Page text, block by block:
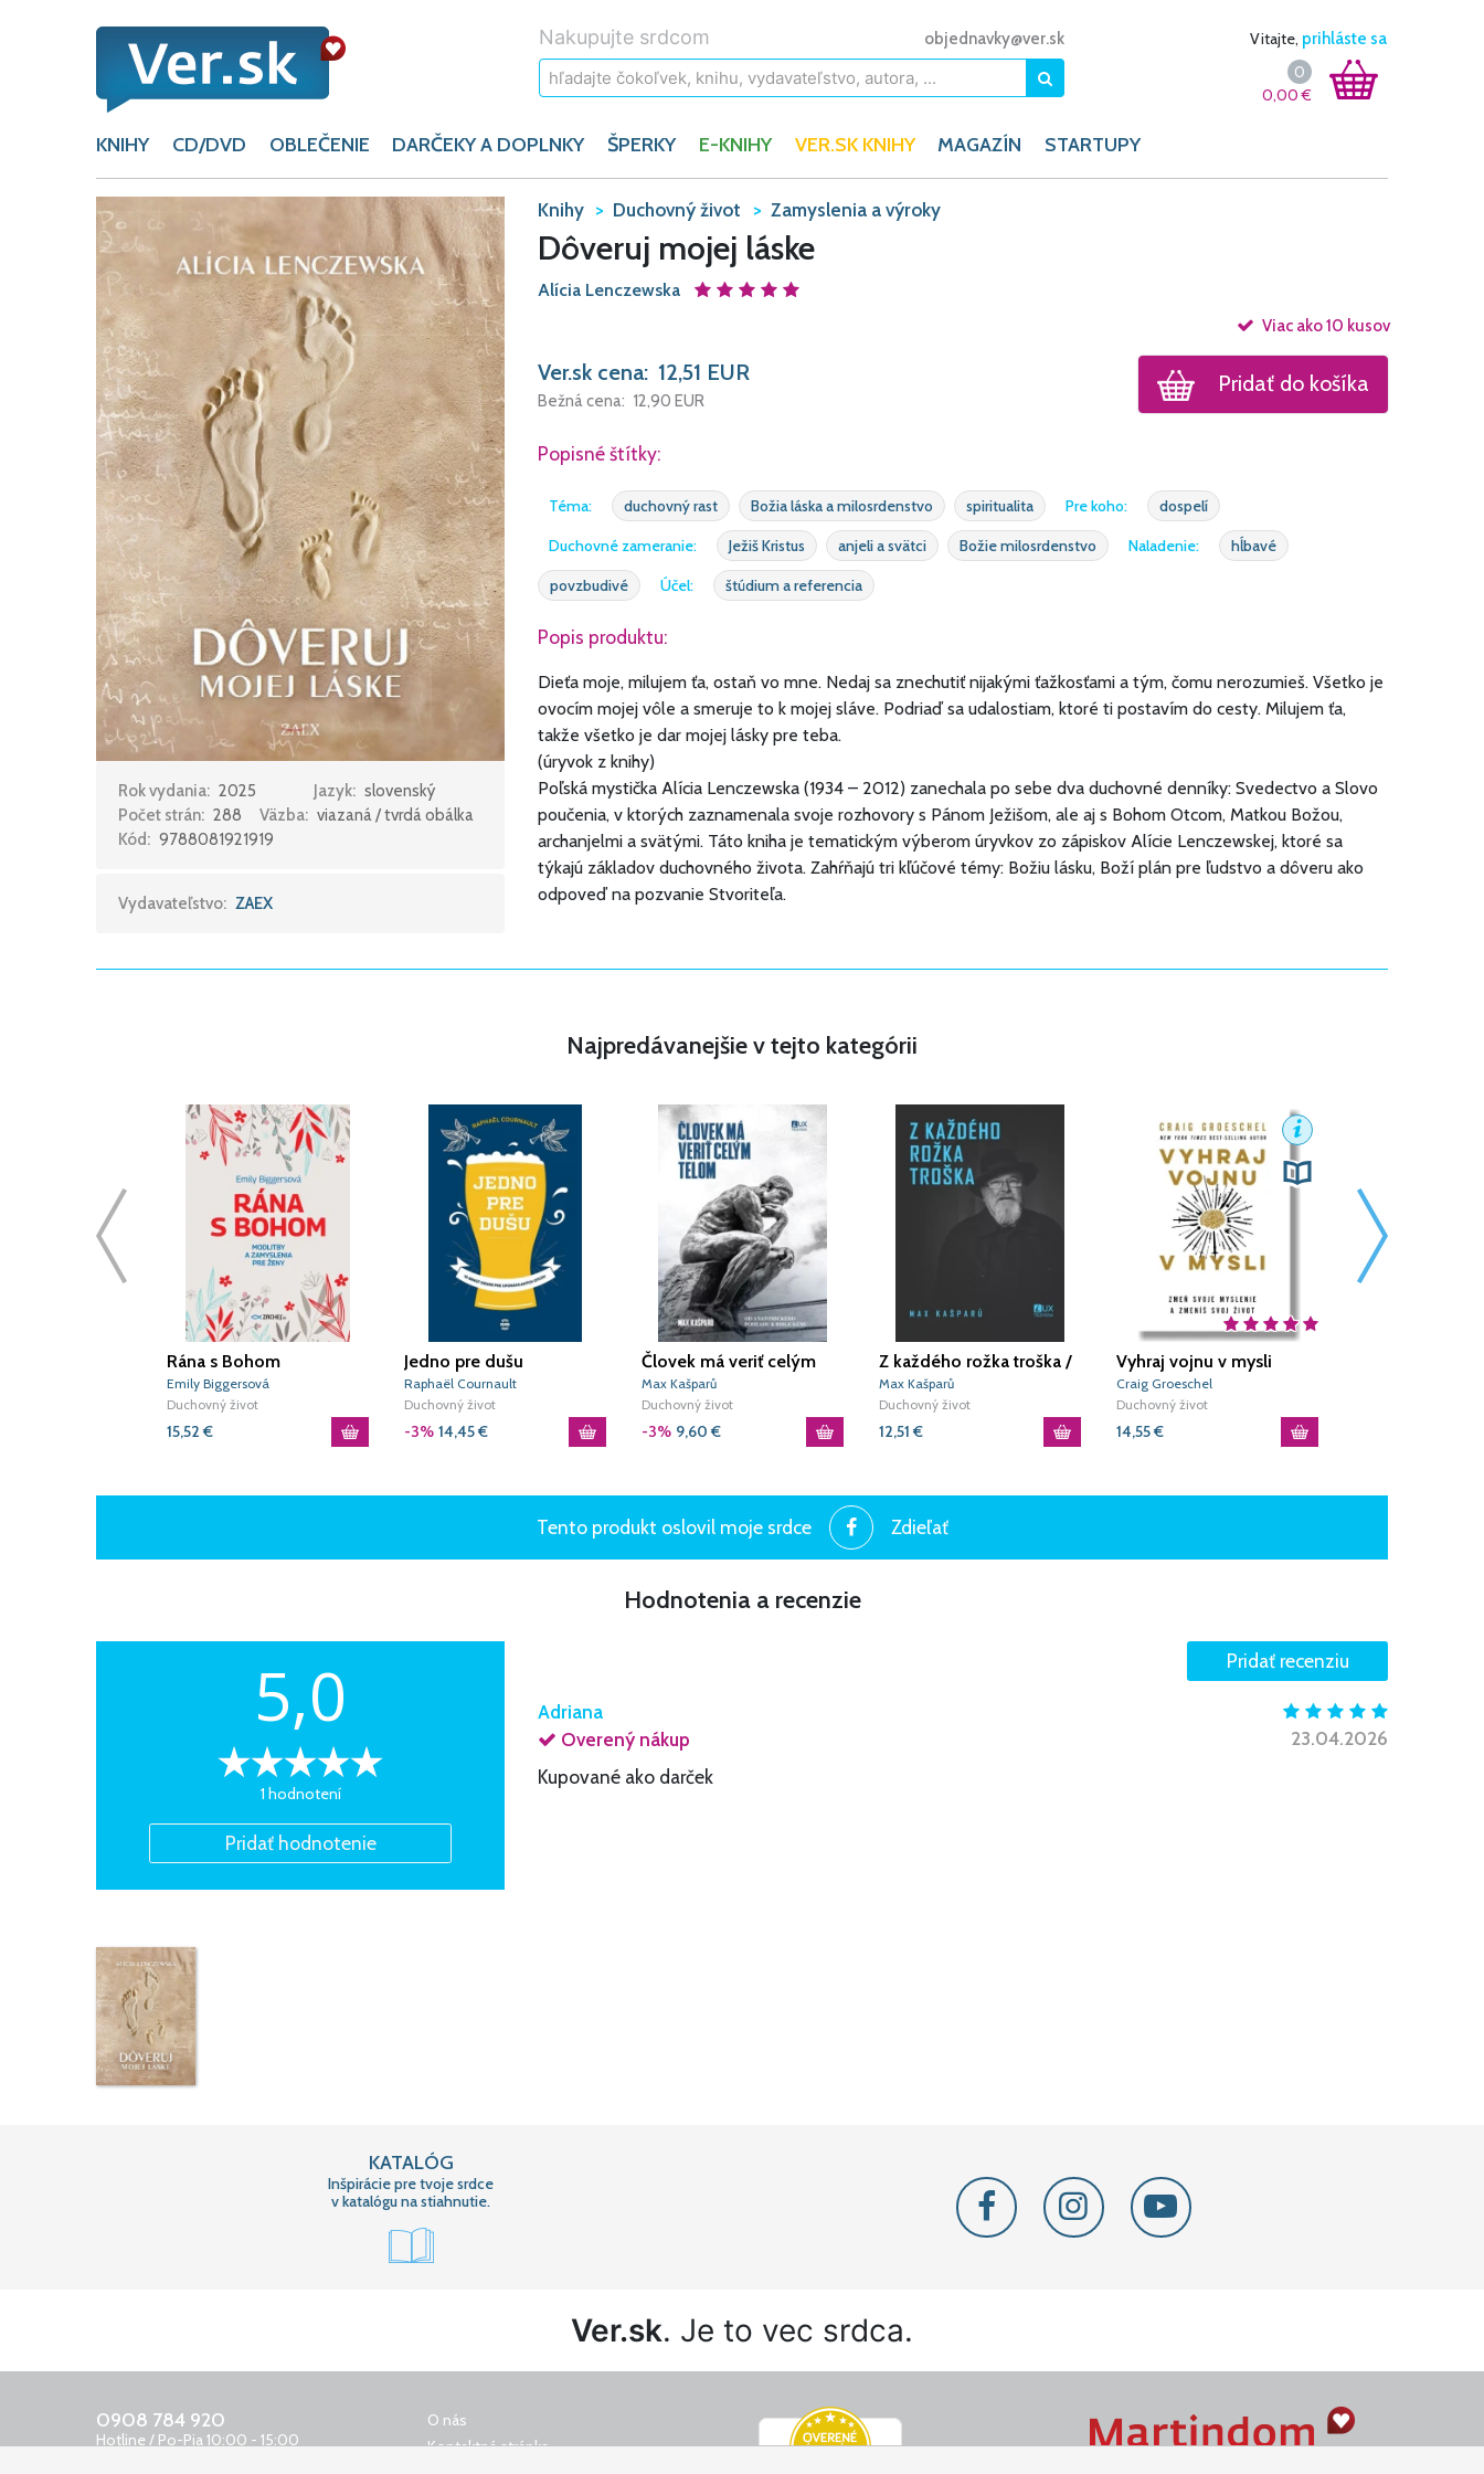
Nakupujte srdcom objednavky@ver.sk Vitajte, prihláste sa
0
0,00€
KNIHY CD/DVD OBLEČENIE DARČEKY A DOPLNKY ŠPERKY E-KNIHY VER.SK KNIHY MAGAZÍN STARTUPY
Rok vydania: 2025 Jazyk: slovenský
Počet strán: 288 Väzba: viazaná / tvrdá obálka
Kód: 9788081921919
Vydavateľstvo: ZAEX
Knihy Duchovný život Zamyslenia a výroky
Dôveruj mojej láske
Alícia Lenczewska
Viac ako 10 kusov
Ver.sk cena: 12,51 EUR
Bežná cena: 12,90 EUR
Pridať do košíka
Popisné štítky:
Téma: duchovný rast Božia láska a milosrdenstvo spiritualita Pre koho:
dospelí
Duchovné zameranie:
Ježiš Kristus anjeli a svätci Božie milosrdenstvo Naladenie:
hĺbavé
povzbudivé
Účel: štúdium a referencia
Popis produktu:
Dieťa moje, milujem ťa, ostaň vo mne. Nedaj sa znechutiť nijakými ťažkosťami a tým, čomu nerozumieš. Všetko je
ovocím mojej vôle a smeruje to k mojej sláve. Podriaď sa udalostiam, ktoré ti postavím do cesty. Milujem ťa,
takže všetko je dar mojej lásky pre teba.
(úryvok z knihy)
Poľská mystička Alícia Lenczewska (1934 – 2012) zanechala po sebe dva duchovné denníky: Svedectvo a Slovo
poučenia, v ktorých zaznamenala svoje rozhovory s Pánom Ježišom, ale aj s Bohom Otcom, Matkou Božou,
archanjelmi a svätými. Táto kniha je tematickým výberom úryvkov zo zápiskov Alície Lenczewskej, ktoré sa
týkajú základov duchovného života. Zahŕňajú tri kľúčové témy: Božiu lásku, Boží plán pre ľudstvo a dôveru ako
odpoveď na pozvanie Stvoriteľa.
Najpredávanejšie v tejto kategórii
Rána s Bohom
Emily Biggersová
Duchovný život
15,52 €
Jedno pre dušu
Raphaël Cournault
Duchovný život
-3% 14,45€
Človek má veriť celým
telom
Max Kašparů
Duchovný život
-3% 9,60 €
Z každého rožka troška /
t.v
Max Kašparů
Duchovný život
12,51 €
Vyhraj vojnu v mysli
Craig Groeschel
Duchovný život
14,55€
Tento produkt oslovil moje srdce Zdieľať
Hodnotenia a recenzie
5,0
1 hodnotení
Adriana
Overený nákup
23.04.2026
Kupované ako darček
KATALÓG
Inšpirácie pre tvoje srdce
v katalógu na stiahnutie.
Ver.sk. Je to vec srdca.
0908 784 920
Hotline / Po-Pia 10:00 - 15:00
O nás
Kontaktná stránka